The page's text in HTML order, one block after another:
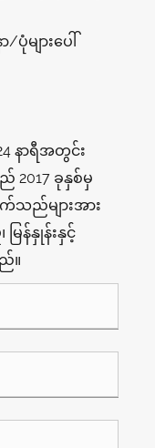
များပေါ်
နာရီအတွင်း
2017 ခုနှစ်မှ
က်သည်များအား
ြန်နှုန်းနှင့်
။